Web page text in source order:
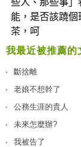
我最近被推薦的
斷捨離
老娘不想幹了
公務生涯的貴人
未來怎麼辦?
我被告了